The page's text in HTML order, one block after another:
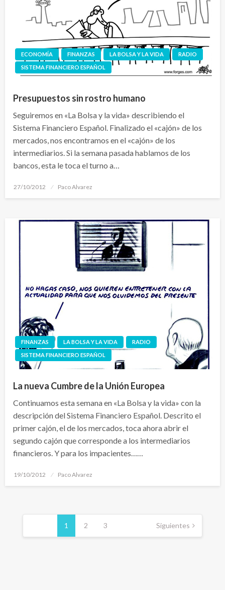
ECONOMÍA FINANZAS LA BOLSA Y LA VIDA
RADIO
SISTEMA FINANCIERO ESPAÑOL
Presupuestos sin rostro humano
Seguiremos en «La Bolsa y la vida» describiendo el
Sistema Financiero Español. Finalizado el «cajón» de los
mercados, nos encontramos en el «cajón» de los
intermediarios. Si la semana pasada hablamos de los
bancos, esta le toca el turno a…
Publicado
27/10/2012 Paco Alvarez
FINANZAS LA BOLSA Y LA VIDA
RADIO
SISTEMA FINANCIERO ESPAÑOL
La nueva Cumbre de la Unión Europea
Continuamos esta semana en «La Bolsa y la vida» con la
descripción del Sistema Financiero Español. Descrito el
primer cajón, el de los mercados, toca ahora abrir el
segundo cajón que corresponde a los intermediarios
financieros. Y para los impacientes……
Publicado
19/10/2012 Paco Alvarez
Navegación
entradas
1 2 3 Siguientes